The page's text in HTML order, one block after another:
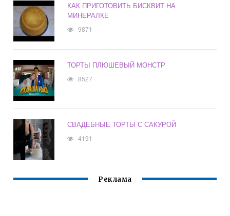
КАК ПРИГОТОВИТЬ БИСКВИТ НА
МИНЕРАЛКЕ
9871
ТОРТЫ ПЛЮШЕВЫЙ МОНСТР
8527
СВАДЕБНЫЕ ТОРТЫ С САКУРОЙ
4191
Реклама